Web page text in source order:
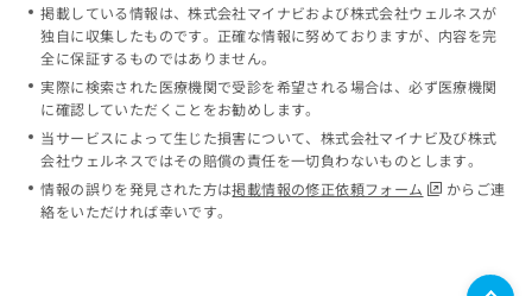
掲載している情報は、株式会社マイナビおよび株式会社ウェルネスが
独自に収集したものです。正確な情報に努めておりますが、内容を完
全に保証するものではありません。
実際に検索された医療機関で受診を希望される場合は、必ず医療機関
に確認していただくことをお勧めします。
当サービスによって生じた損害について、株式会社マイナビ及び株式
会社ウェルネスではその賠償の責任を一切負わないものとします。
情報の誤りを発見された方は掲載情報の修正依頼フォーム
からご連
絡をいただければ幸いです。